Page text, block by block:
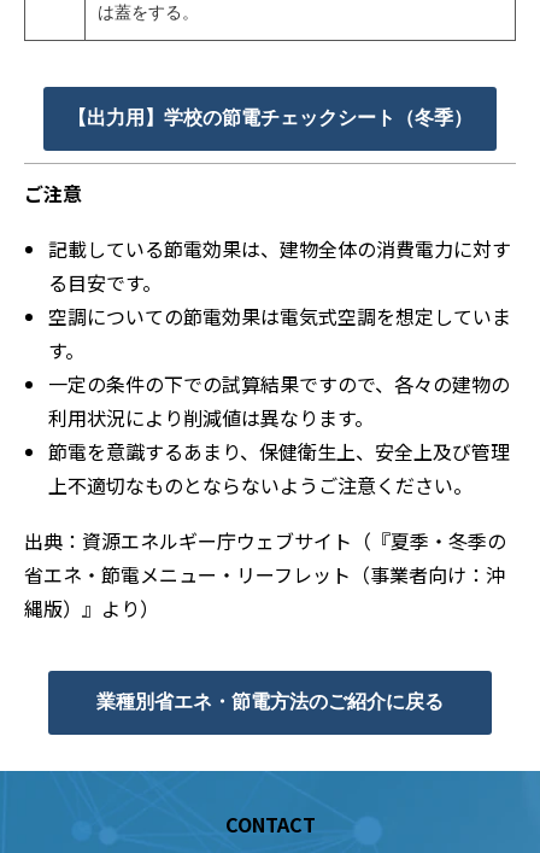
は蓋をする。
【出力用】学校の節電チェックシート（冬季）
ご注意
記載している節電効果は、建物全体の消費電⼒に対す
る⽬安です。
空調についての節電効果は電気式空調を想定していま
す。
⼀定の条件の下での試算結果ですので、各々の建物の
利⽤状況により削減値は異なります。
節電を意識するあまり、保健衛⽣上、安全上及び管理
上不適切なものとならないようご注意ください。
出典：資源エネルギー庁ウェブサイト（『夏季・冬季の
省エネ・節電メニュー・リーフレット（事業者向け：沖
縄版）』より）
業種別省エネ・節電方法のご紹介に戻る
CONTACT